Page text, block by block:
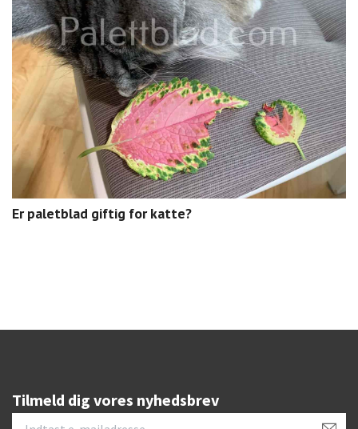
Er paletblad giftig for katte?
Tilmeld dig vores nyhedsbrev